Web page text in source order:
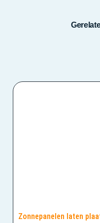
Zonnepanelen laten